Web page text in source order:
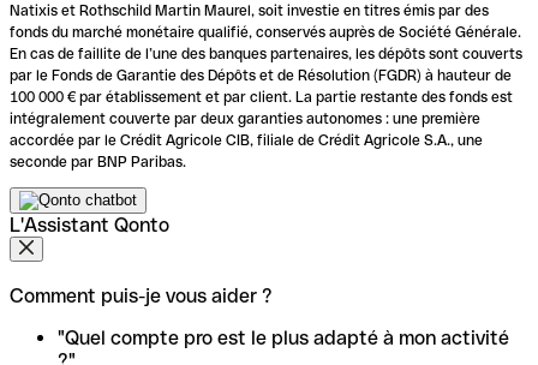
Natixis et Rothschild Martin Maurel, soit investie en titres émis par des
fonds du marché monétaire qualifié, conservés auprès de Société Générale.
En cas de faillite de l’une des banques partenaires, les dépôts sont couverts
par le Fonds de Garantie des Dépôts et de Résolution (FGDR) à hauteur de
100 000 € par établissement et par client. La partie restante des fonds est
intégralement couverte par deux garanties autonomes : une première
accordée par le Crédit Agricole CIB, filiale de Crédit Agricole S.A., une
seconde par BNP Paribas.
L'Assistant Qonto
Comment puis-je vous aider ?
"Quel compte pro est le plus adapté à mon activité